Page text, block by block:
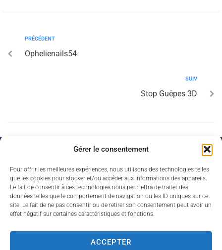
Gérer le consentement
Pour offrir les meilleures expériences, nous utilisons des technologies telles
que les cookies pour stocker et/ou accéder aux informations des appareils.
Le fait de consentir à ces technologies nous permettra de traiter des
données telles que le comportement de navigation ou les ID uniques sur ce
site. Le fait de ne pas consentir ou de retirer son consentement peut avoir un
effet négatif sur certaines caractéristiques et fonctions.
ACCEPTER
PRÉCÉDENT
Ophelienails54
SUIV
Stop Guêpes 3D
Place Suzanne Pierre
54 110 Dombasle-sur-Meurthe
03 83 18 34 34